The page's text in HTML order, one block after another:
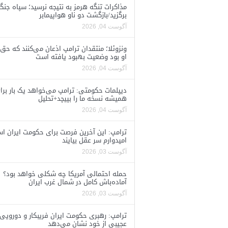
مذاکرات تنگه هرمز به نتیجه نرسید؛ سپاه
برگزید/بازگشت دو ناو هواپیمابر
آگوست 04, 2026
ونزوئلا؛ منتقدان ترامپ اذعان می‌کنند که حق
او بود وضعیت بهبود یافته است
آگوست 04, 2026
دیپلمات حکومتی: ترامپ می‌خواهد یک بار
همیشه نسخه ما را بپیچد+تحلیل
آگوست 04, 2026
ترامپ: این آخرین فرصت برای حکومت ایران
امیدوارم سر عقل بیایند
آگوست 03, 2026
حمله احتمالی آمریکا چه شکلی خواهد بود؟
آماده‌باش کامل در شمال غرب ایران
آگوست 03, 2026
ترامپ: رهبری حکومت ایران فریبکار و دورویی
عجیبی از خود نشان می‌دهد